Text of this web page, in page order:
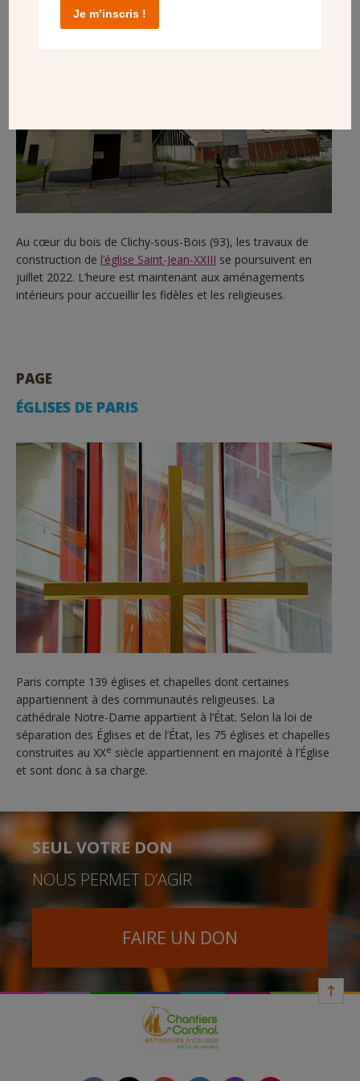
Au cœur du bois de Clichy-sous-Bois (93), les travaux de
construction de l’église Saint-Jean-XXIII se poursuivent en
juillet 2022. L’heure est maintenant aux aménagements
intérieurs pour accueillir les fidèles et les religieuses.
PAGE
ÉGLISES DE PARIS
Paris compte 139 églises et chapelles dont certaines
appartiennent à des communautés religieuses. La
cathédrale Notre-Dame appartient à l’État. Selon la loi de
séparation des Églises et de l’État, les 75 églises et chapelles
construites au XXe siècle appartiennent en majorité à l’Église
et sont donc à sa charge.
SEUL VOTRE DON
NOUS PERMET D’AGIR
FAIRE UN DON
Je m’inscris !